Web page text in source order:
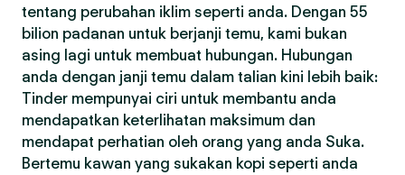
tentang perubahan iklim seperti anda. Dengan 55
bilion padanan untuk berjanji temu, kami bukan
asing lagi untuk membuat hubungan. Hubungan
anda dengan janji temu dalam talian kini lebih baik:
Tinder mempunyai ciri untuk membantu anda
mendapatkan keterlihatan maksimum dan
mendapat perhatian oleh orang yang anda Suka.
Bertemu kawan yang sukakan kopi seperti anda